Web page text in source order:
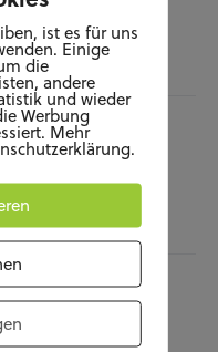
& NATUR
(k)ein Beruf mit
ist es für uns
Einige
die
andere
und wieder
Werbung
Mehr